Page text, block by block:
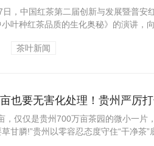
日，中国红茶第二届创新与发展暨普安
小叶种红茶品质的生化奥秘》的演讲，
茶叶新闻
也要无害化处理！贵州严厉
，仅仅是贵州700万亩茶园的微小一片
甘膦!”贵州以零容忍态度守住“干净茶